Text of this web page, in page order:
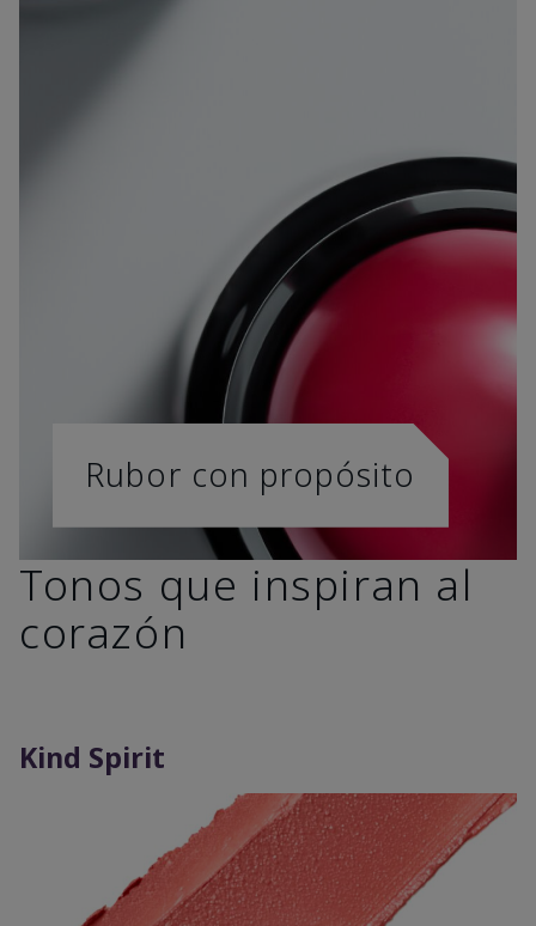
Rubor con propósito
Tonos que inspiran al
corazón
Kind Spirit